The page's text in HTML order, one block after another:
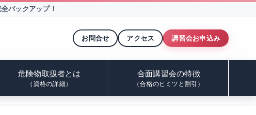
バックアップ！
お問合せ アクセス 講習会お申込み
危険物取扱者とは
（資格の詳細）
合面講習会の特徴
（合格のヒミツと割引）